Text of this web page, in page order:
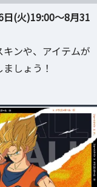
日(火)19:00～8月31
ンや、アイテムが
しょう！